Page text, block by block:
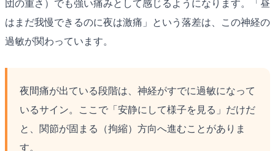
団の重さ）でも強い痛みとして感じるようになります。「昼
はまだ我慢できるのに夜は激痛」という落差は、この神経の
過敏が関わっています。
夜間痛が出ている段階は、神経がすでに過敏になって
いるサイン。ここで「安静にして様子を見る」だけだ
と、関節が固まる（拘縮）方向へ進むことがありま
す。